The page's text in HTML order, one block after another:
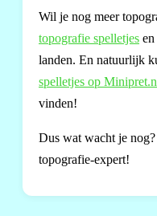
Wil je nog meer
topografie spelletjes
landen. En natuurlijk
spelletjes op
vinden!
Dus wat wacht je
topografie-expert!